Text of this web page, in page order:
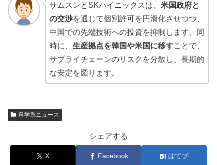
サムスンとSKハイニックスは、 米国政府と
の交渉を通じて個別許可を円滑化させつつ、
中国での先端技術への投資を抑制します。同
時に、 生産拠点を韓国や米国に移すことで、
サプライチェーンのリスクを分散し、長期的
な安定を図ります。
科学系ニュース
シェアする
X Facebook はてブ